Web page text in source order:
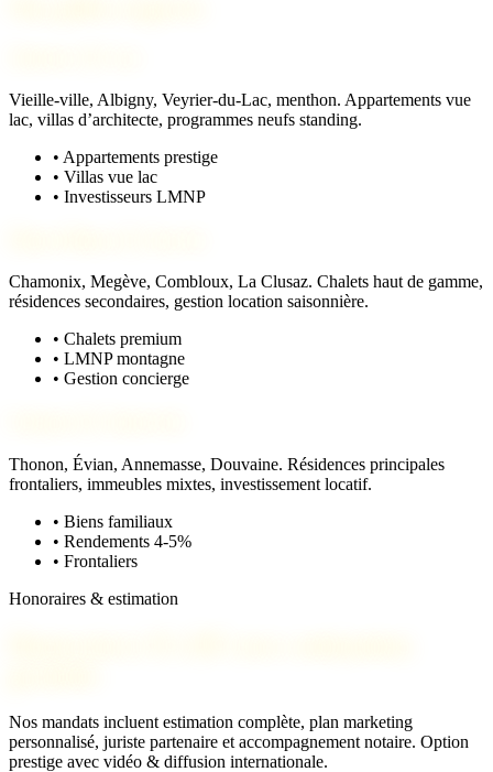
Vieille-ville, Albigny, Veyrier-du-Lac, menthon. Appartements vue
lac, villas d’architecte, programmes neufs standing.
• Appartements prestige
• Villas vue lac
• Investisseurs LMNP
Chamonix, Megève, Combloux, La Clusaz. Chalets haut de gamme,
résidences secondaires, gestion location saisonnière.
• Chalets premium
• LMNP montagne
• Gestion concierge
Thonon, Évian, Annemasse, Douvaine. Résidences principales
frontaliers, immeubles mixtes, investissement locatif.
• Biens familiaux
• Rendements 4-5%
• Frontaliers
Honoraires & estimation
Nos mandats incluent estimation complète, plan marketing
personnalisé, juriste partenaire et accompagnement notaire. Option
prestige avec vidéo & diffusion internationale.